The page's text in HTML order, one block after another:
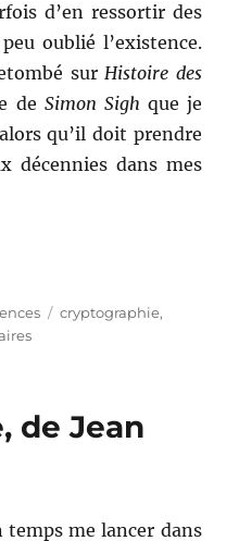
d’en ressortir des
oublié l’existence.
surHistoire des
de Simon Sigh que je
qu’il doit prendre
décennies dans mes
Étiquettes
cryptographie,
sur
secrets,
de Jean
temps me lancer dans